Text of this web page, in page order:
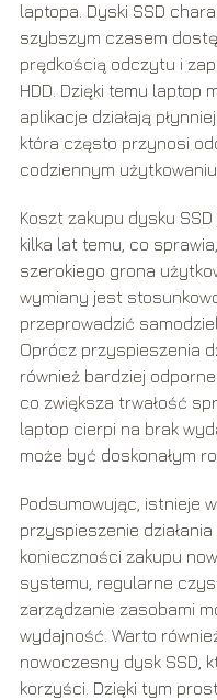
laptopa. Dyski SSD
szybszym czasem
prędkością odczytu i
HDD. Dzięki temu laptop
aplikacje działają
która często przynosi
codziennym
Koszt zakupu dysku
kilka lat temu, co
szerokiego grona
wymiany jest
przeprowadzić
Oprócz przyspieszenia
również bardziej
co zwiększa trwałość
laptop cierpi na brak
może być doskonałym
Podsumowując, istnieje
przyspieszenie
konieczności zakupu
systemu, regularne
zarządzanie zasobami
wydajność. Warto
nowoczesny dysk SSD,
korzyści. Dzięki tym